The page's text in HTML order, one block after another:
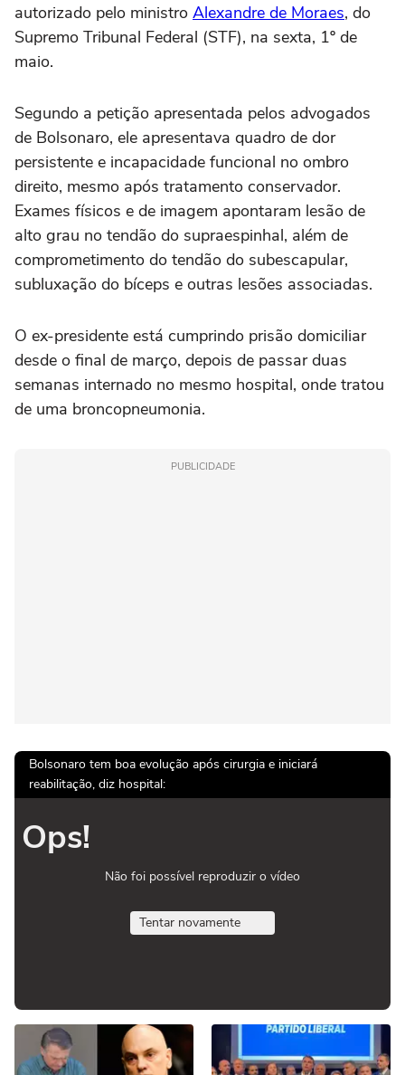
autorizado pelo ministro Alexandre de Moraes, do
Supremo Tribunal Federal (STF), na sexta, 1º de
maio.
Segundo a petição apresentada pelos advogados
de Bolsonaro, ele apresentava quadro de dor
persistente e incapacidade funcional no ombro
direito, mesmo após tratamento conservador.
Exames físicos e de imagem apontaram lesão de
alto grau no tendão do supraespinhal, além de
comprometimento do tendão do subescapular,
subluxação do bíceps e outras lesões associadas.
O ex-presidente está cumprindo prisão domiciliar
desde o final de março, depois de passar duas
semanas internado no mesmo hospital, onde tratou
de uma broncopneumonia.
PUBLICIDADE
Bolsonaro tem boa evolução após cirurgia e iniciará
reabilitação, diz hospital:
Ops!
Não foi possível reproduzir o vídeo
Tentar novamente